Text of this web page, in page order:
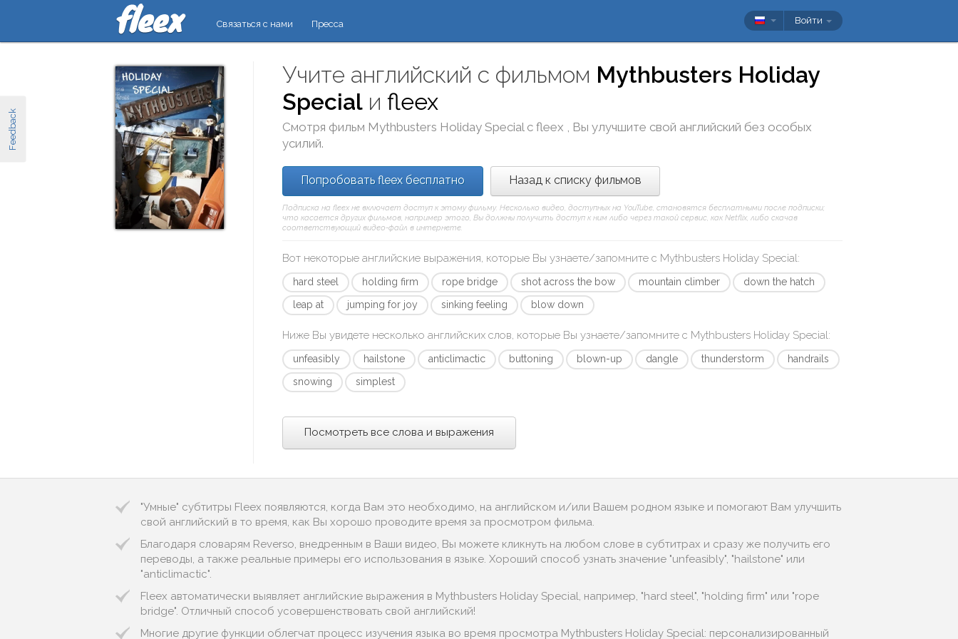
Feedback
Связаться с нами Пресса Войти
Учите английский с фильмом Mythbusters Holiday
Special иfleex
Смотря фильм Mythbusters Holiday Specialсfleex , Вы улучшите свой английский без особых
усилий.
Попробовать fleex бесплатно Назад к списку фильмов
Подписка на fleex не включает доступ к этому фильму. Несколько видео, доступных на YouTube, становятся бесплатными после подписки;
что касается других фильмов, например этого, Вы должны получить доступ к ним либо через такой сервис, как Netflix, либо скачав
соответствующий видео-файл в интернете.
Вот некоторые английские выражения, которые Вы узнаете/запомните с Mythbusters Holiday Special:
hard steel holding firm rope bridge shot across the bow mountain climber
down the hatch
leap at
jumping for joy sinking feeling blow down
Ниже Вы увидете несколько английских слов, которые Вы узнаете/запомните с Mythbusters Holiday Special:
unfeasibly hailstone anticlimactic buttoning blown-up dangle thunderstorm
handrails
snowing
simplest
Посмотреть все слова и выражения
"Умные" субтитры Fleex появляются, когда Вам это необходимо, на английском и/или Вашем родном языке и помогают Вам улучшить
свой английский в то время, как Вы хорошо проводите время за просмотром фильма.
Благодаря словарям Reverso, внедренным в Ваши видео, Вы можете кликнуть на любом слове в субтитрах и сразу же получить его
переводы, а также реальные примеры его использования в языке. Хороший способ узнать значение "unfeasibly", "hailstone" или
"anticlimactic".
Fleex автоматически выявляет английские выражения в Mythbusters Holiday Special, например, "hard steel", "holding firm" или "rope
bridge". Отличный способ усовершенствовать свой английский!
Многие другие функции облегчат процесс изучения языка во время просмотра Mythbusters Holiday Special: персонализированный